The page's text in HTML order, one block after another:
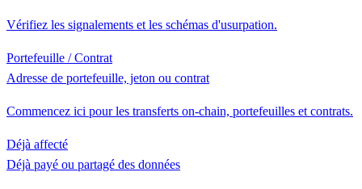
Vérifiez les signalements et les schémas d'usurpation.
Portefeuille / Contrat
Adresse de portefeuille, jeton ou contrat
Commencez ici pour les transferts on-chain, portefeuilles et contrats.
Déjà affecté
Déjà payé ou partagé des données